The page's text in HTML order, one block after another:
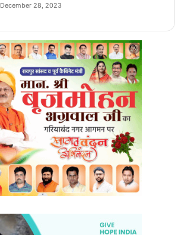
December 28, 2023